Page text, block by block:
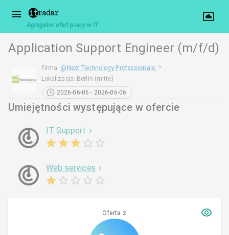
Agregator ofert pracy w IT
Application Support Engineer (m/f/d)
Firma: @ Next Technology Professionals
Lokalizacja: Berlin (mitte)
2026-06-06 - 2026-06-06
Umiejętności występujące w ofercie
IT Support
Web services
Oferta z